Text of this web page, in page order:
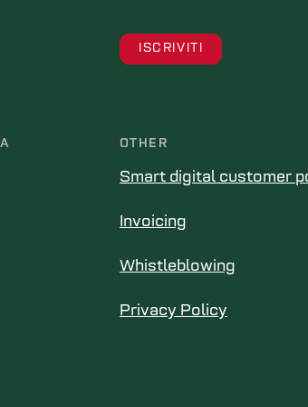
OTHER
Smart digital customer
Invoicing
Whistleblowing
Privacy Policy